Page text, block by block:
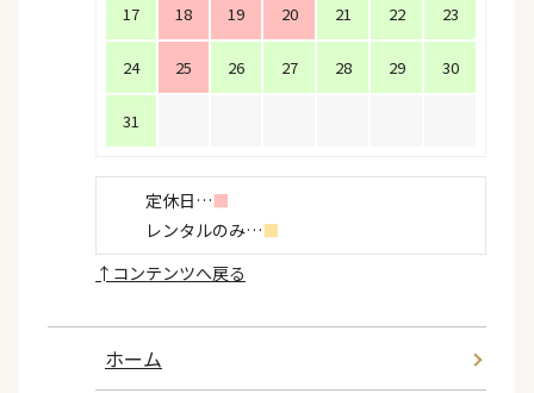
17 18 19 20 21 22 23
24 25 26 27 28 29 30
31
定休日…■
レンタルのみ…■
↑ コンテンツへ戻る
ホーム